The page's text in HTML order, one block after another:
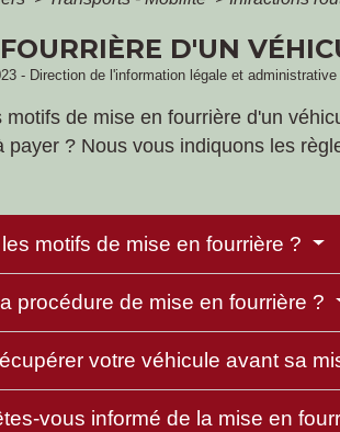
D'UN
- Direction de l'information légale et
motifs de mise en fourrière d'un
payer ? Nous vous indiquons les
motifs de mise en fourrière ?
procédure de mise en fourrière ?
votre véhicule avant sa
vous informé de la mise en